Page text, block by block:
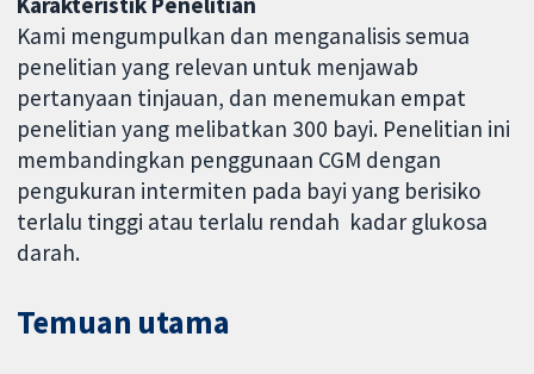
Kami mengumpulkan dan menganalisis semua
penelitian yang relevan untuk menjawab
pertanyaan tinjauan, dan menemukan empat
penelitian yang melibatkan 300 bayi. Penelitian ini
membandingkan penggunaan CGM dengan
pengukuran intermiten pada bayi yang berisiko
terlalu tinggi atau terlalu rendah ​​​​​​ kadar glukosa
darah.
Temuan utama